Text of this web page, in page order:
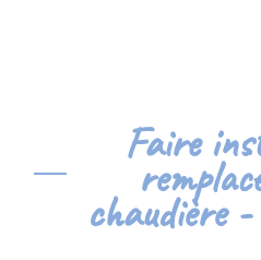
Faire
chaudière